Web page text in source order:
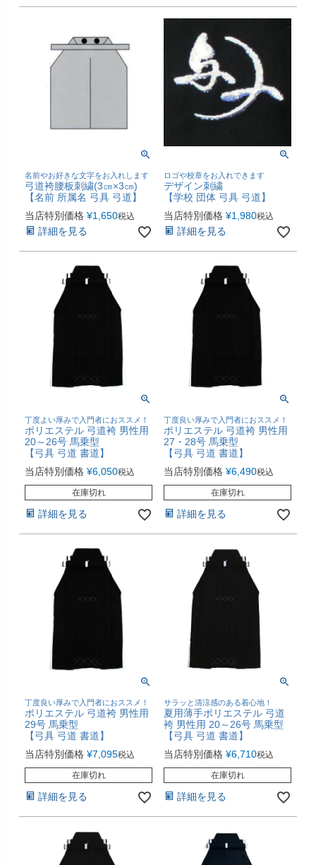
名前やお好きな文字をお入れします
弓道袴腰板刺繍(3㎝×3㎝)
【名前 所属名 弓具 弓道】
当店特別価格 ¥1,650税込
詳細を見る
ロゴや校章をお入れできます
デザイン刺繍
【学校 団体 弓具 弓道】
当店特別価格 ¥1,980税込
詳細を見る
丁度よい厚みで入門者におススメ！
ポリエステル 弓道袴 男性用
20～26号 馬乗型
【弓具 弓道 書道】
当店特別価格 ¥6,050税込
在庫切れ
詳細を見る
丁度良い厚みで入門者におススメ！
ポリエステル 弓道袴 男性用
27・28号 馬乗型
【弓具 弓道 書道】
当店特別価格 ¥6,490税込
在庫切れ
詳細を見る
丁度良い厚みで入門者におススメ！
ポリエステル 弓道袴 男性用
29号 馬乗型
【弓具 弓道 書道】
当店特別価格 ¥7,095税込
在庫切れ
詳細を見る
サラッと清涼感のある着心地！
夏用薄手ポリエステル 弓道
袴 男性用 20～26号 馬乗型
【弓具 弓道 書道】
当店特別価格 ¥6,710税込
在庫切れ
詳細を見る